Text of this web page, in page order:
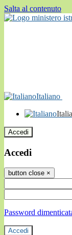
Salta al contenuto
Italiano
Accedi
Accedi
button close ×
Password